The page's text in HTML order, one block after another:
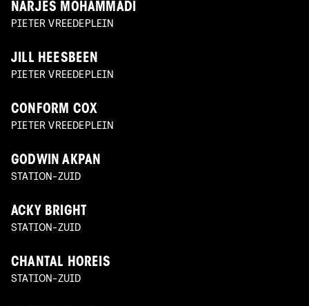
NARJES MOHAMMADI
PIETER VREEDEPLEIN
JILL HEESBEEN
PIETER VREEDEPLEIN
CONFORM COX
PIETER VREEDEPLEIN
GODWIN AKPAN
STATION-ZUID
ACKY BRIGHT
STATION-ZUID
CHANTAL HOREIS
STATION-ZUID